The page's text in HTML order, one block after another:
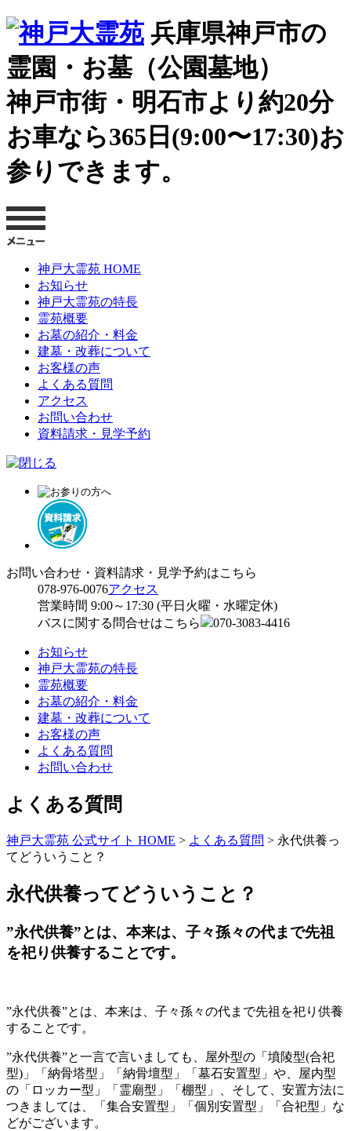
兵庫県神戸市の
霊園・お墓（公園墓地）
神戸市街・明石市より約20分
お車なら365日(9:00〜17:30)お
参りできます。
神戸大霊苑 HOME
お知らせ
神戸大霊苑の特長
霊苑概要
お墓の紹介・料金
建墓・改葬について
お客様の声
よくある質問
アクセス
お問い合わせ
資料請求・見学予約
お問い合わせ・資料請求・見学予約はこちら
078-976-0076アクセス
営業時間 9:00～17:30 (平日火曜・水曜定休)
バスに関する問合せはこちら
070-3083-4416
お知らせ
神戸大霊苑の特長
霊苑概要
お墓の紹介・料金
建墓・改葬について
お客様の声
よくある質問
お問い合わせ
よくある質問
神戸大霊苑 公式サイト HOME > よくある質問 > 永代供養っ
てどういうこと？
永代供養ってどういうこと？
”永代供養”とは、本来は、子々孫々の代まで先祖
を祀り供養することです。
”永代供養”とは、本来は、子々孫々の代まで先祖を祀り供養
することです。
”永代供養”と一言で言いましても、屋外型の「墳陵型(合祀
型)」「納骨塔型」「納骨壇型」「墓石安置型」や、屋内型
の「ロッカー型」「霊廟型」「棚型」、そして、安置方法に
つきましては、「集合安置型」「個別安置型」「合祀型」な
どがございます。